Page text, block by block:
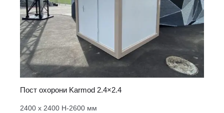
Пост охорони Karmod 2.4×2.4
2400 х 2400 Н-2600 мм